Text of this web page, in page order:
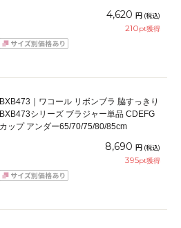
4,620 円 (税込)
210pt獲得
BXB473｜ワコール リボンブラ 脇すっきり
BXB473シリーズ ブラジャー単品 CDEFG
カップ アンダー65/70/75/80/85cm
8,690 円 (税込)
395pt獲得